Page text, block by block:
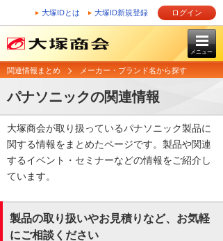
大塚IDとは 大塚ID新規登録 ログイン
メニュー
関連情報まとめ メーカー・ブランド名から探す
パナソニックの関連情報
大塚商会が取り扱っているパナソニック製品に
関する情報をまとめたページです。製品や関連
するイベント・セミナーなどの情報をご紹介し
ています。
製品の取り扱いやお見積りなど、お気軽
にご相談ください